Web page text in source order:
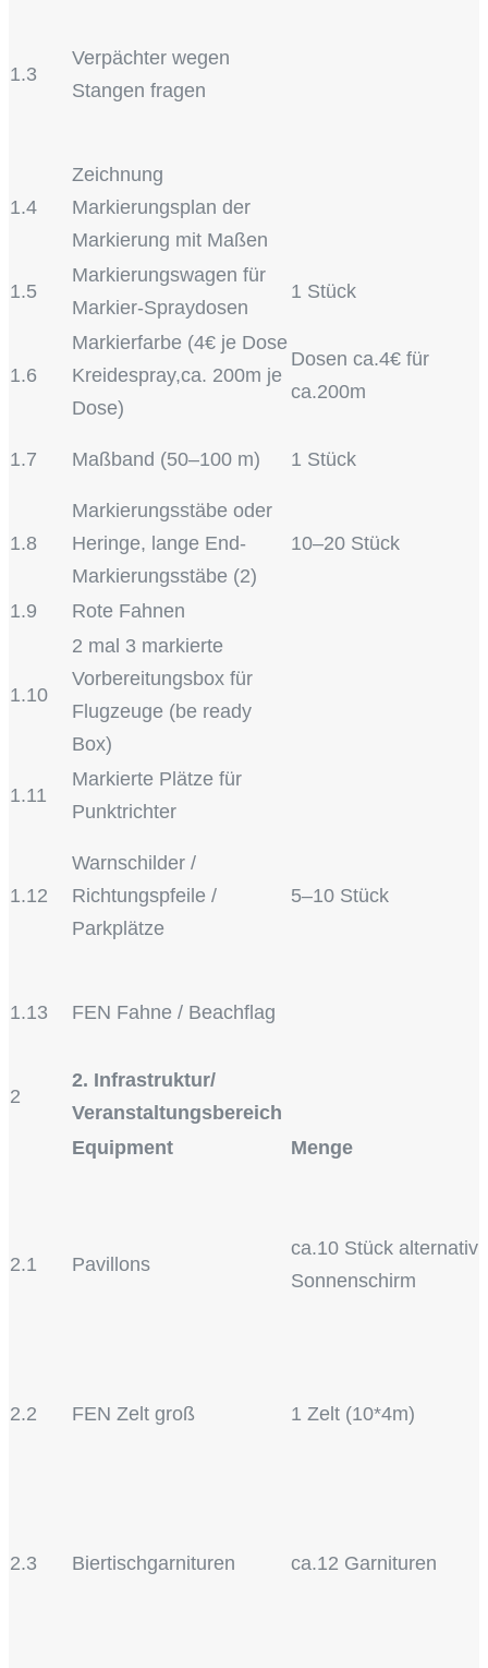
1.3
Verpächter wegen
Stangen fragen
1.4
Zeichnung
Markierungsplan der
Markierung mit Maßen
1.5
Markierungswagen für
Markier-Spraydosen
1 Stück
1.6
Markierfarbe (4€ je Dose
Kreidespray,ca. 200m je
Dose)
Dosen ca.4€ für
ca.200m
1.7 Maßband (50–100 m) 1 Stück
1.8
Markierungsstäbe oder
Heringe, lange End-
Markierungsstäbe (2)
10–20 Stück
1.9 Rote Fahnen
1.10
2 mal 3 markierte
Vorbereitungsbox für
Flugzeuge (be ready
Box)
1.11
Markierte Plätze für
Punktrichter
1.12
Warnschilder /
Richtungspfeile /
Parkplätze
5–10 Stück
1.13 FEN Fahne / Beachflag
2
2. Infrastruktur/
Veranstaltungsbereich
Equipment
Menge
2.1 Pavillons
ca.10 Stück alternativ
Sonnenschirm
2.2 FEN Zelt groß 1 Zelt (10*4m)
2.3 Biertischgarnituren ca.12 Garnituren